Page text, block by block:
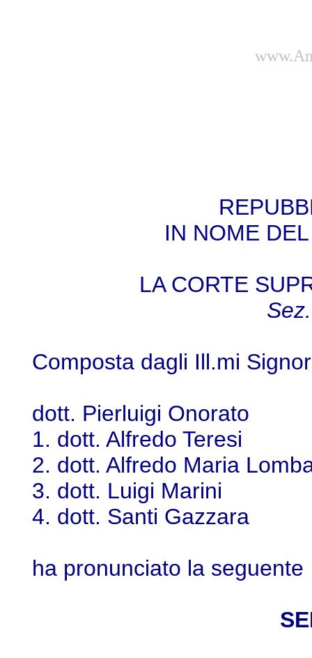
IN NOME
LA CORTE
Composta dagli Ill.mi
dott. Pierluigi
1. dott. Alfredo
2. dott. Alfredo Maria
3. dott. Luigi
4. dott. Santi
ha pronunciato la seguente